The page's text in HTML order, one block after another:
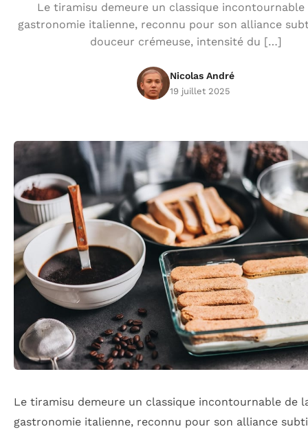
Le tiramisu demeure un classique incontournable
gastronomie italienne, reconnu pour son alliance
douceur crémeuse, intensité du […]
Nicolas André
19 juillet 2025
Le tiramisu demeure un classique incontournable de
gastronomie italienne, reconnu pour son alliance